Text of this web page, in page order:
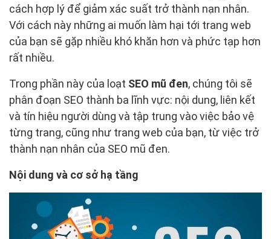
cách hợp lý để giảm xác suất trở thành nạn nhân.
Với cách này những ai muốn làm hại tới trang web
của bạn sẽ gặp nhiều khó khăn hơn và phức tạp hơn
rất nhiều.
Trong phần này của loạt SEO mũ đen, chúng tôi sẽ
phân đoạn SEO thành ba lĩnh vực: nội dung, liên kết
và tín hiệu người dùng và tập trung vào việc bảo vệ
từng trang, cũng như trang web của bạn, từ việc trở
thành nạn nhân của SEO mũ đen.
Nội dung và cơ sở hạ tầng